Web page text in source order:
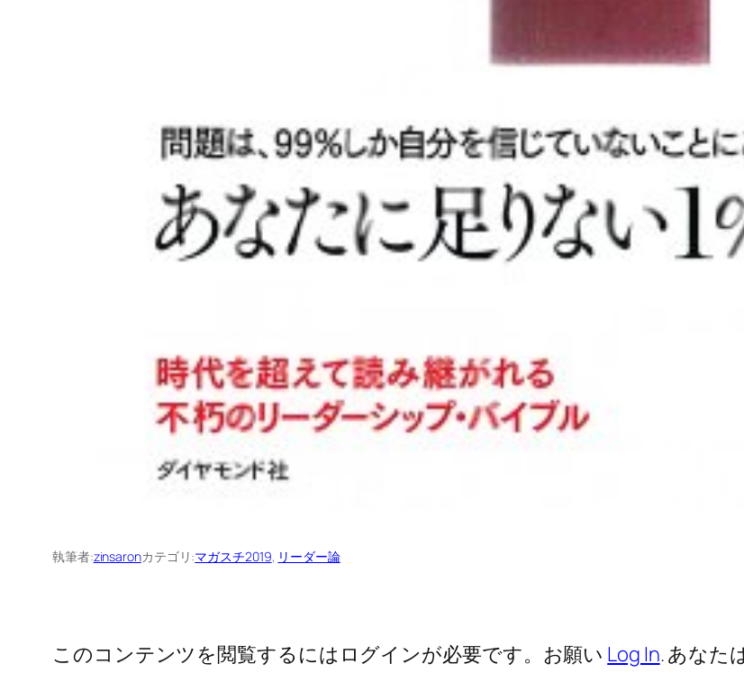
執筆者:zinsaronカテゴリ:マガスチ2019, リーダー論
このコンテンツを閲覧するにはログインが必要です。お願い Log In. あなた